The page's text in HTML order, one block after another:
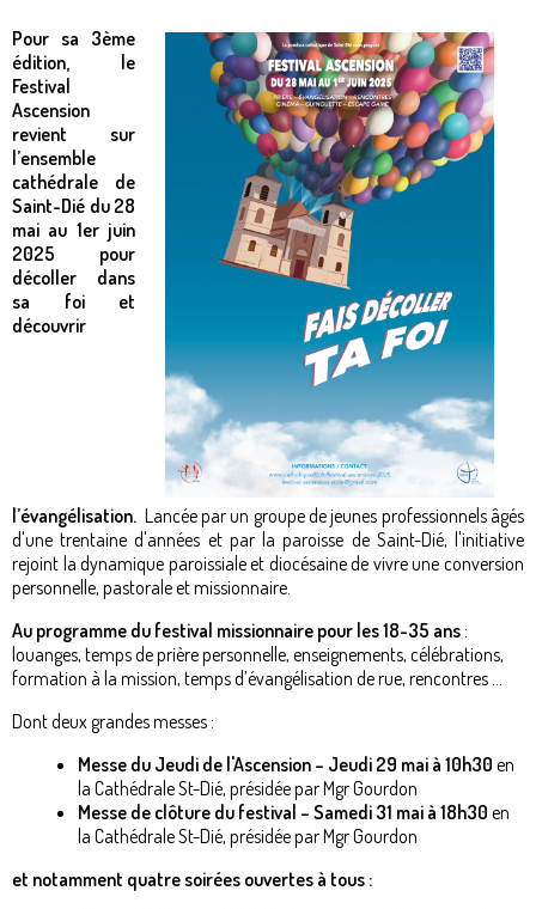
Pour sa 3ème
édition, le
Festival
Ascension
revient sur
l’ensemble
cathédrale de
Saint-Dié du 28
mai au 1er juin
2025 pour
décoller dans
sa foi et
découvrir
l’évangélisation. ​Lancée par un groupe de jeunes professionnels âgés
d'une trentaine d'années et par la paroisse de Saint-Dié, l'initiative
rejoint la dynamique paroissiale et diocésaine de vivre une conversion
personnelle, pastorale et missionnaire.
Au programme du festival missionnaire pour les 18-35 ans :
louanges, temps de prière personnelle, enseignements, célébrations,
formation à la mission, temps d’évangélisation de rue, rencontres …
Dont deux grandes messes :
Messe du Jeudi de l'Ascension – Jeudi 29 mai à 10h30 en
la Cathédrale St-Dié, présidée par Mgr Gourdon
Messe de clôture du festival – Samedi 31 mai à 18h30 en
la Cathédrale St-Dié, présidée par Mgr Gourdon
et notamment quatre soirées ouvertes à tous :